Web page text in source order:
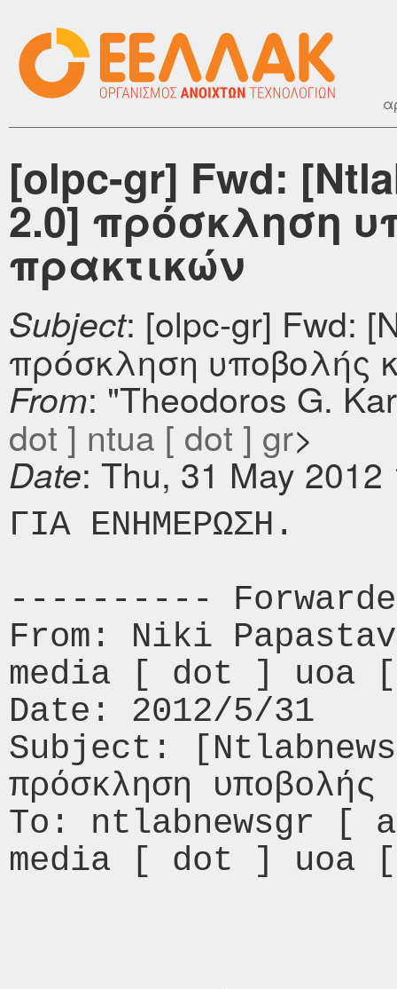
[olpc-gr] Fwd:
2.0] πρόσκληση
πρακτικών
Subject: [olpc-gr] Fwd:
πρόσκληση υποβολής
From: "Theodoros G.
dot ] ntua [ dot ] gr>
Date: Thu, 31 May
ΓΙΑ ΕΝΗΜΕΡΩΣΗ.
----------
From: Niki
media [ dot ] uoa
Date: 2012/5/31
Subject:
πρόσκληση
To: ntlabnewsgr
media [ dot ] uoa